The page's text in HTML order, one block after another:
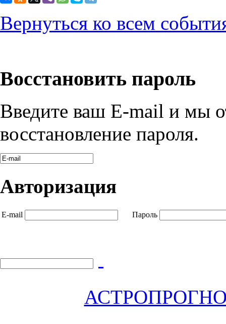
Вернуться ко всем
Восстановить пароль
Введите ваш E-mail и мы
восстановление пароля.
Авторизация
E-mail Пароль